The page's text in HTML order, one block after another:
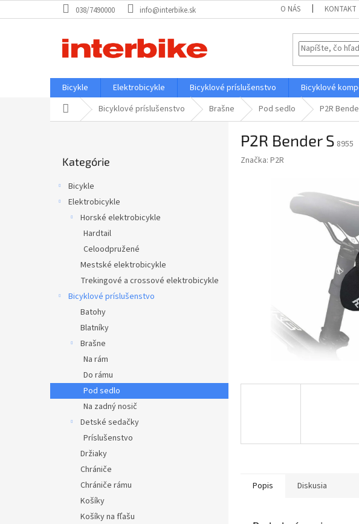
na
038/7490000 info@interbike.sk O NÁS KONTAKT
Bicykle Elektrobicykle Bicyklové príslušenstvo Bicyklové
DomovBicyklové príslušenstvo Brašne Pod sedlo P2R
kategórie
Kategórie
Bicykle
Elektrobicykle
Horské elektrobicykle
Hardtail
Celoodpružené
Mestské elektrobicykle
Trekingové a crossové elektrobicykle
Bicyklové príslušenstvo
Batohy
Blatníky
Brašne
Na rám
Do rámu
Pod sedlo
Na zadný nosič
Detské sedačky
Príslušenstvo
Držiaky
Chrániče
Chrániče rámu
Košíky
Košíky na fľašu
P2R Bender S 8955
Značka: P2R
Popis Diskusia